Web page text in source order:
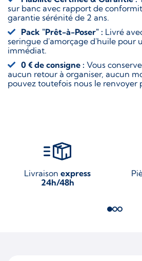
sur banc avec rapport de
garantie sérénité de 2 ans.
Pack "Prêt-à-Poser" : Livré
seringue d'amorçage d'huile pour
immédiat.
0 € de consigne : Vous
aucun retour à organiser, aucun
pouvez toutefois nous le renvoyer
Livraison express
24h/48h